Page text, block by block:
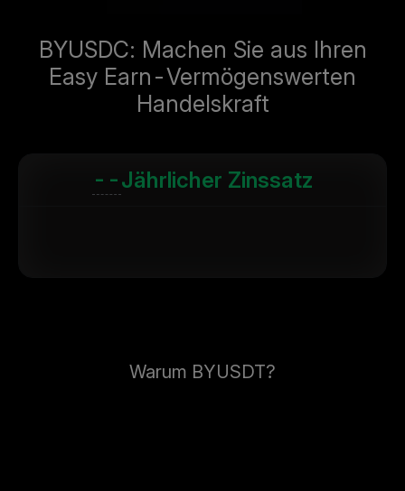
BYUSDC: Machen Sie aus Ihren
Easy Earn-Vermögenswerten
Handelskraft
--Jährlicher Zinssatz
Warum BYUSDT?